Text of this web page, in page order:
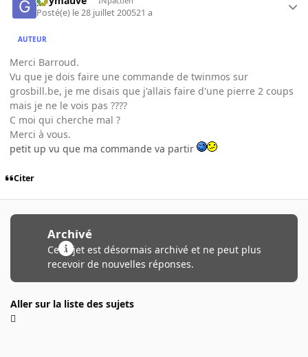
Posté(e) le 28 juillet 200521 a
AUTEUR
Merci Barroud.
Vu que je dois faire une commande de twinmos sur
grosbill.be, je me disais que j'allais faire d'une pierre 2 coups
mais je ne le vois pas ????
C moi qui cherche mal ?
Merci à vous.
petit up vu que ma commande va partir
Citer
Archivé
Ce sujet est désormais archivé et ne peut plus
recevoir de nouvelles réponses.
Aller sur la liste des sujets